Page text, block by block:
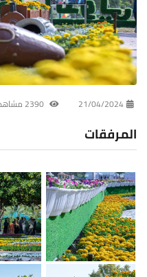
21/04/2024
المرفقات